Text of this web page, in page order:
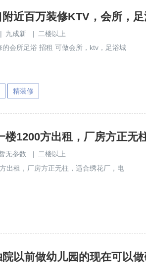
| 九成新 |
二楼以上
会所足浴 招租 可做会所，ktv，足浴城
精装修
无参数 |
二楼以上
出租，厂房方正无柱，​适合绣花厂，电